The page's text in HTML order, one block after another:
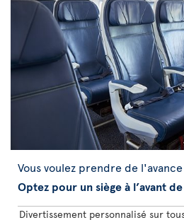
Vous voulez prendre de
Optez pour un siège à l’avant
Divertissement personnalisé sur